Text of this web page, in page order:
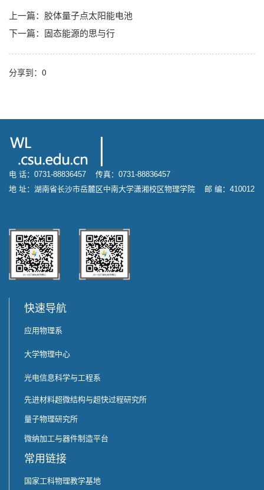
上一篇： 胶体量子点太阳能电池
下一篇： 固态能源的思与行
分享到： 0
电 话：0731-88836457 传真：0731-88836457
地 址：湖南省长沙市岳麓区中南大学潇湘校区物理学院 邮 编：410012
快速导航
应用物理系
大学物理中心
光电信息科学与工程系
先进材料超微结构与超快过程研究所
量子物理研究所
微纳加工与器件制造平台
常用链接
国家工科物理教学基地